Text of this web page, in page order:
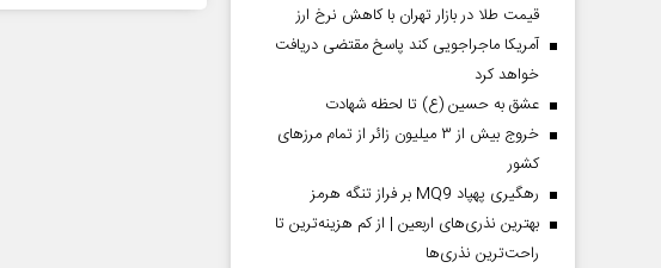
قیمت طلا در بازار تهران با کاهش نرخ ارز
آمریکا ماجراجویی کند پاسخ مقتضی دریافت
خواهد کرد
عشق به حسین (ع) تا لحظه شهادت
خروج بیش از ۳ میلیون زائر از تمام مرز‌های
کشور
رهگیری پهپاد MQ9 بر فراز تنگه هرمز
بهترین نذری‌های اربعین | از کم هزینه‌ترین تا
راحت‌ترین نذری‌ها